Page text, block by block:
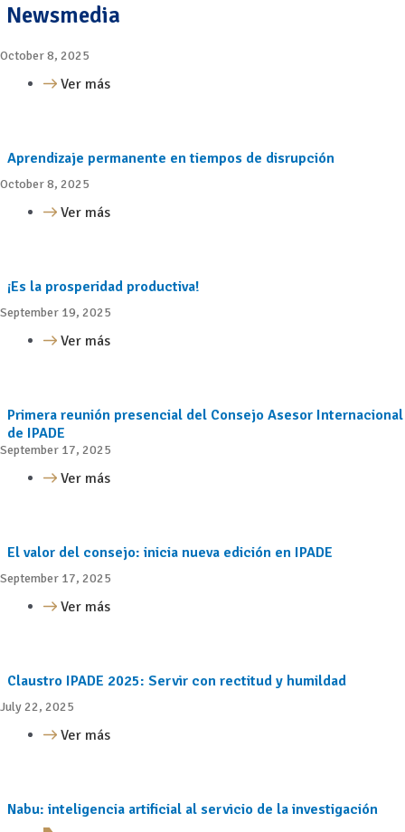
Newsmedia
October 8, 2025
Ver más
Aprendizaje permanente en tiempos de disrupción
October 8, 2025
Ver más
¡Es la prosperidad productiva!
September 19, 2025
Ver más
Primera reunión presencial del Consejo Asesor Internacional
de IPADE
September 17, 2025
Ver más
El valor del consejo: inicia nueva edición en IPADE
September 17, 2025
Ver más
Claustro IPADE 2025: Servir con rectitud y humildad
July 22, 2025
Ver más
Nabu: inteligencia artificial al servicio de la investigación